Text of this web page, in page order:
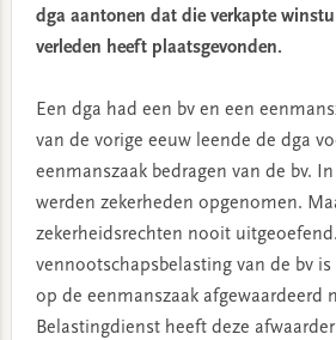
dga aantonen dat die verkapte
verleden heeft plaatsgevonden.
Een dga had een bv en een
van de vorige eeuw leende de dga
eenmanszaak bedragen van de bv.
werden zekerheden opgenomen.
zekerheidsrechten nooit
vennootschapsbelasting van de bv
op de eenmanszaak afgewaardeerd
Belastingdienst heeft deze